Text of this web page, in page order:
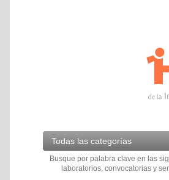
Todas las categorías
Busque por palabra clave en las
laboratorios, convocatorias y